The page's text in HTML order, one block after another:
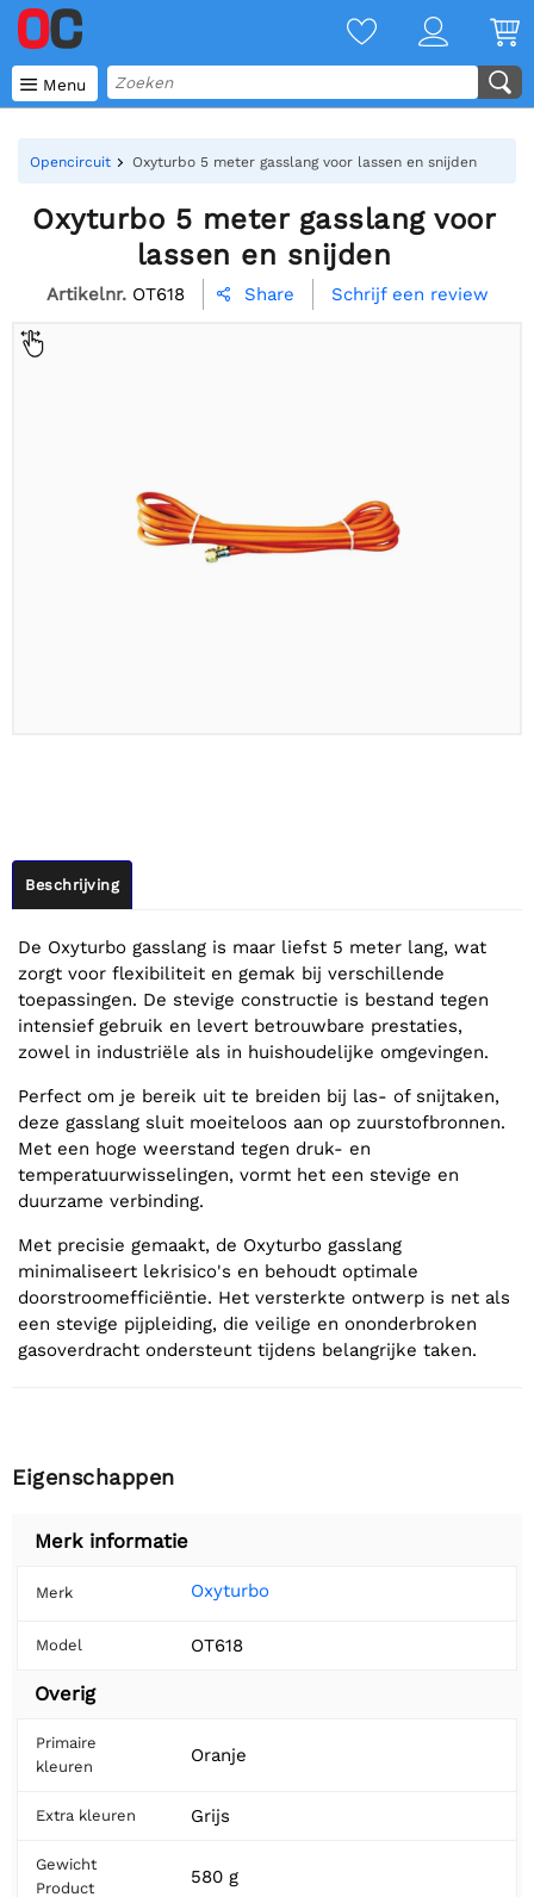
 Menu
Opencircuit Oxyturbo 5 meter gasslang voor lassen en snijden
Oxyturbo 5 meter gasslang voor
lassen en snijden
Artikelnr. OT618  Share Schrijf een review
Beschrijving
De Oxyturbo gasslang is maar liefst 5 meter lang, wat
zorgt voor flexibiliteit en gemak bij verschillende
toepassingen. De stevige constructie is bestand tegen
intensief gebruik en levert betrouwbare prestaties,
zowel in industriële als in huishoudelijke omgevingen.
Perfect om je bereik uit te breiden bij las- of snijtaken,
deze gasslang sluit moeiteloos aan op zuurstofbronnen.
Met een hoge weerstand tegen druk- en
temperatuurwisselingen, vormt het een stevige en
duurzame verbinding.
Met precisie gemaakt, de Oxyturbo gasslang
minimaliseert lekrisico's en behoudt optimale
doorstroomefficiëntie. Het versterkte ontwerp is net als
een stevige pijpleiding, die veilige en ononderbroken
gasoverdracht ondersteunt tijdens belangrijke taken.
Eigenschappen
Merk informatie
Merk Oxyturbo
Model OT618
Overig
Primaire
kleuren
Oranje
Extra kleuren Grijs
Gewicht
Product
580 g